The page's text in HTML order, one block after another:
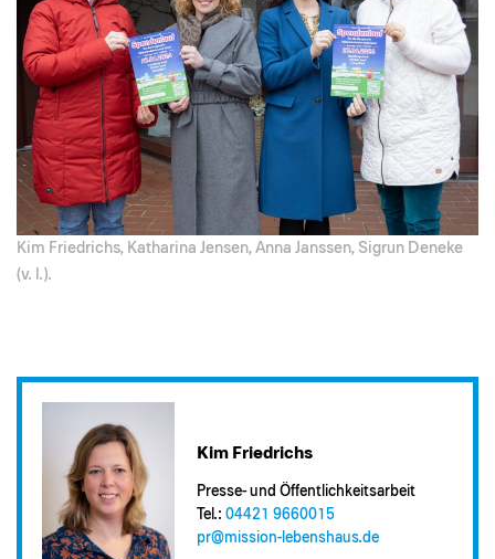
Kim Friedrichs, Katharina Jensen, Anna Janssen, Sigrun Deneke
(v. l.).
Kim Friedrichs
Presse- und Öffentlichkeitsarbeit
Tel.: 04421 9660015
pr@​mission-lebenshaus.de